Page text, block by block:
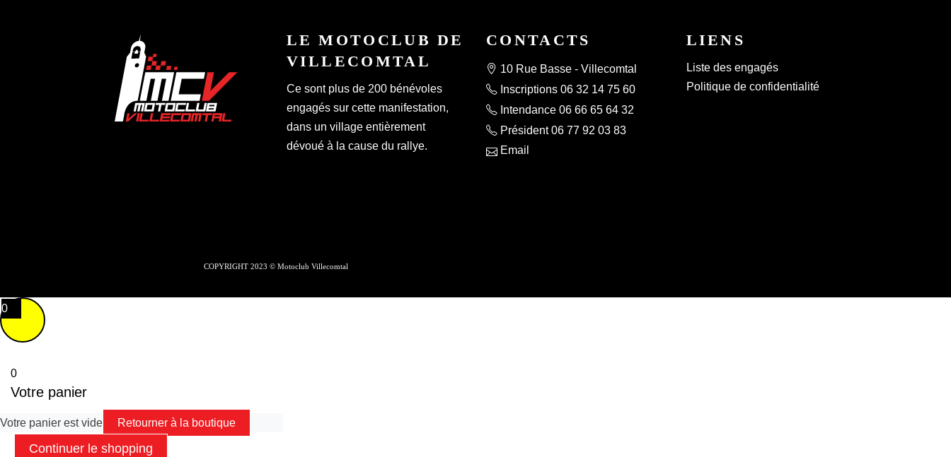
LE MOTOCLUB DE
VILLECOMTAL
Ce sont plus de 200 bénévoles
engagés sur cette manifestation,
dans un village entièrement
dévoué à la cause du rallye.
CONTACTS
10 Rue Basse - Villecomtal
Inscriptions 06 32 14 75 60
Intendance 06 66 65 64 32
Président 06 77 92 03 83
Email
LIENS
Liste des engagés
Politique de confidentialité
COPYRIGHT 2023 © Motoclub Villecomtal
0
0
Votre panier
Votre panier est vide Retourner à la boutique
Continuer le shopping